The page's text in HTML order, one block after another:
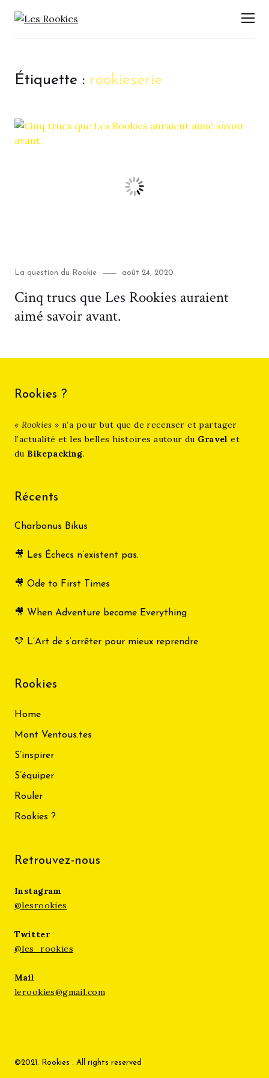
LES ROOKIES
Étiquette : rookieserie
Category
La question du Rookie
Posted
août 24, 2020
Cinq trucs que Les Rookies auraient
aimé savoir avant.
Rookies ?
« Rookies »n’a pour but que de recenser et partager
l’actualité et les belles histoires autour du Gravel et
du Bikepacking.
Récents
Charbonus Bikus
🎥 Les Échecs n’existent pas.
🎥 Ode to First Times
🎥 When Adventure became Everything
💛 L’Art de s’arrêter pour mieux reprendre
Rookies
Home
Mont Ventous.tes
S’inspirer
S’équiper
Rouler
Rookies ?
Retrouvez-nous
Instagram
@lesrookies
Twitter
@les_rookies
Mail
lerookies@gmail.com
©2021. Rookies . All rights reserved